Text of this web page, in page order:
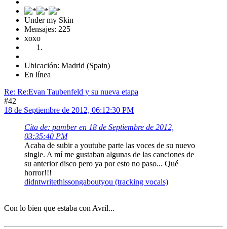
Under my Skin
Mensajes: 225
xoxo
Ubicación: Madrid (Spain)
En línea
Re: Re:Evan Taubenfeld y su nueva etapa
#42
18 de Septiembre de 2012, 06:12:30 PM
Cita de: pamber en 18 de Septiembre de 2012,
03:35:40 PM
Acaba de subir a youtube parte las voces de su nuevo
single. A mí me gustaban algunas de las canciones de
su anterior disco pero ya por esto no paso... Qué
horror!!!
didntwritethissongaboutyou (tracking vocals)
Con lo bien que estaba con Avril...